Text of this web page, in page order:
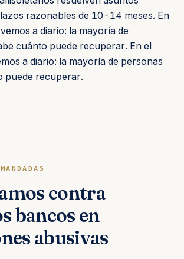
razonables de 10-14 meses. En
a diario: la mayoría de
cuánto puede recuperar. En el
a diario: la mayoría de personas
puede recuperar.
contra
bancos en
abusivas